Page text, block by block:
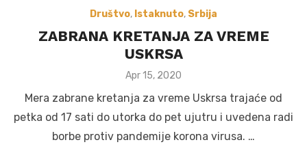
Društvo, Istaknuto, Srbija
ZABRANA KRETANJA ZA VREME
USKRSA
Posted
Apr 15, 2020
Mera zabrane kretanja za vreme Uskrsa trajaće od
petka od 17 sati do utorka do pet ujutru i uvedena radi
borbe protiv pandemije korona virusa. …